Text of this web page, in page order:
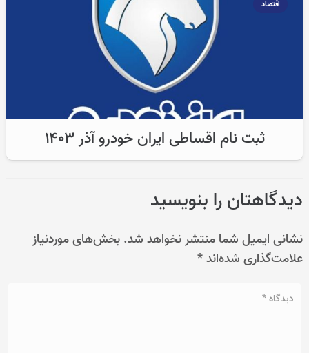
اقتصاد
ثبت نام اقساطی ایران خودرو آذر ۱۴۰۳
دیدگاهتان را بنویسید
نشانی ایمیل شما منتشر نخواهد شد. بخش‌های موردنیاز
علامت‌گذاری شده‌اند*